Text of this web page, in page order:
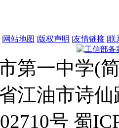
|网站地图 |版权声明 |友情链接 |联
第一中学(
江油市诗仙
号 蜀